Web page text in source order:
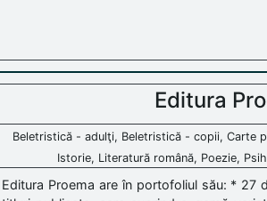
Editura
Beletristică - adulţi, Beletristică - copii, Carte
Istorie, Literatură română, Poezie,
Editura Proema are în portofoliul său: * 27